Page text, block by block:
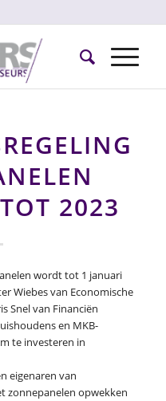
2023
wordt tot 1 januari
Wiebes van Economische
Snel van Financiën
en MKB-
te investeren in
eigenaren van
zonnepanelen opwekken